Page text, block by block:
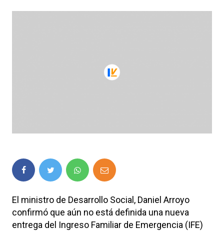
El ministro de Desarrollo Social, Daniel Arroyo
confirmó que aún no está definida una nueva
entrega del Ingreso Familiar de Emergencia (IFE)